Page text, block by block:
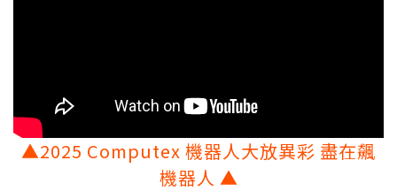
▲2025 Computex 機器人大放異彩 盡在飆
機器人 ▲